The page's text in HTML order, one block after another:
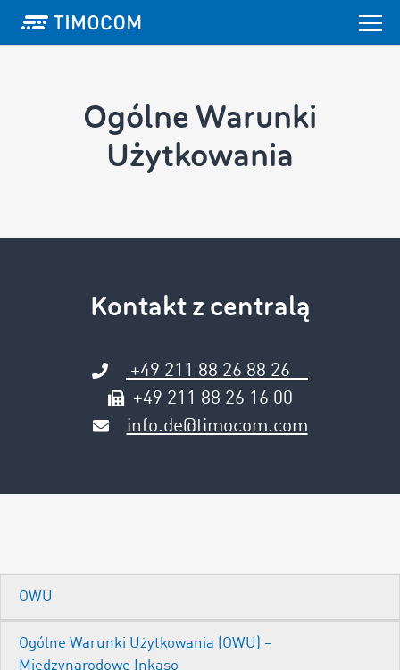
Ogólne Warunki
Użytkowania
Kontakt z centralą
+49 211 88 26 88 26
+49 211 88 26 16 00
info.de@timocom.com
OWU
Ogólne Warunki Użytkowania (OWU) –
Międzynarodowe Inkaso